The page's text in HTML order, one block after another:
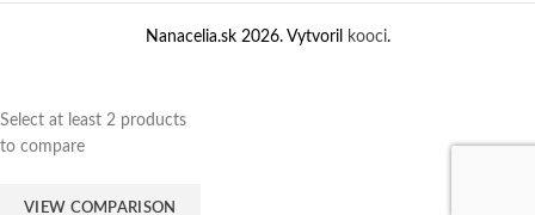
Nanacelia.sk 2026. Vytvoril kooci.
Select at least 2 products
to compare
VIEW COMPARISON